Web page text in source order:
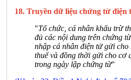
18. Truyền dữ liệu chứng từ điện
"Tổ chức, cá nhân khấu trừ
đủ các nội dung trên chứng
nhập cá nhân điện tử gửi
thuế và đồng thời gửi cho cơ
trong ngày lập chứng từ"